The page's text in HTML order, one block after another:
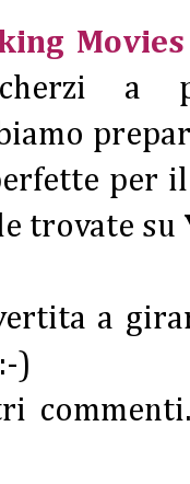
Movies
a
per
trovate su
a
)